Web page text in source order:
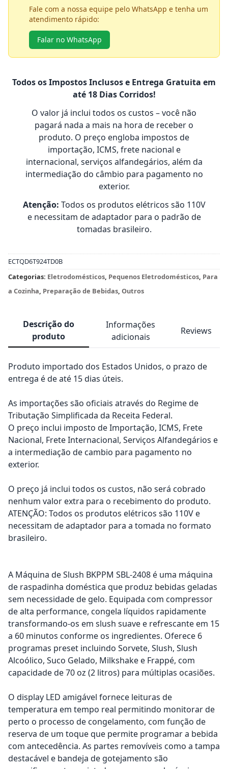
Fale com a nossa equipe pelo WhatsApp e tenha um
atendimento rápido:
Falar no WhatsApp
Todos os Impostos Inclusos e Entrega Gratuita em
até 18 Dias Corridos!
O valor já inclui todos os custos – você não
pagará nada a mais na hora de receber o
produto. O preço engloba impostos de
importação, ICMS, frete nacional e
internacional, serviços alfandegários, além da
intermediação do câmbio para pagamento no
exterior.
Atenção: Todos os produtos elétricos são 110V
e necessitam de adaptador para o padrão de
tomadas brasileiro.
ECTQD6T924TD0B
Categorias: Eletrodomésticos, Pequenos Eletrodomésticos, Para
a Cozinha, Preparação de Bebidas, Outros
Descrição do
produto
Informações
adicionais
Reviews
Produto importado dos Estados Unidos, o prazo de
entrega é de até 15 dias úteis.
As importações são oficiais através do Regime de
Tributação Simplificada da Receita Federal.
O preço inclui imposto de Importação, ICMS, Frete
Nacional, Frete Internacional, Serviços Alfandegários e
a intermediação de cambio para pagamento no
exterior.
O preço já inclui todos os custos, não será cobrado
nenhum valor extra para o recebimento do produto.
ATENÇÃO: Todos os produtos elétricos são 110V e
necessitam de adaptador para a tomada no formato
brasileiro.
A Máquina de Slush BKPPM SBL-2408 é uma máquina
de raspadinha doméstica que produz bebidas geladas
sem necessidade de gelo. Equipada com compressor
de alta performance, congela líquidos rapidamente
transformando-os em slush suave e refrescante em 15
a 60 minutos conforme os ingredientes. Oferece 6
programas preset incluindo Sorvete, Slush, Slush
Alcoólico, Suco Gelado, Milkshake e Frappé, com
capacidade de 70 oz (2 litros) para múltiplas ocasiões.
O display LED amigável fornece leituras de
temperatura em tempo real permitindo monitorar de
perto o processo de congelamento, com função de
reserva de um toque que permite programar a bebida
com antecedência. As partes removíveis como a tampa
destacável e bandeja de gotejamento são